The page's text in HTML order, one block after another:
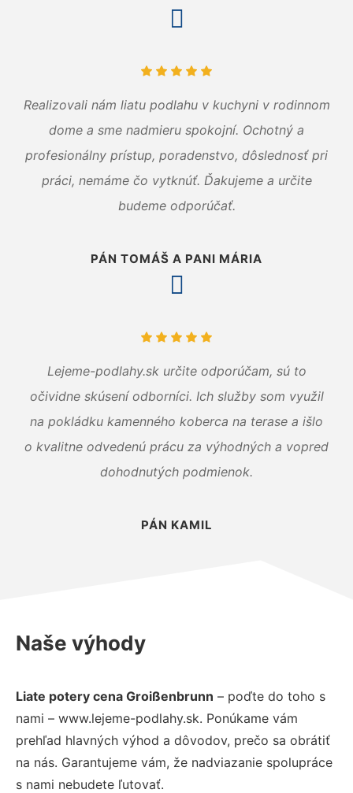
Realizovali nám liatu podlahu v kuchyni v rodinnom
dome a sme nadmieru spokojní. Ochotný a
profesionálny prístup, poradenstvo, dôslednosť pri
práci, nemáme čo vytknúť. Ďakujeme a určite
budeme odporúčať.
PÁN TOMÁŠ A PANI MÁRIA
Lejeme-podlahy.sk určite odporúčam, sú to
očividne skúsení odborníci. Ich služby som využil
na pokládku kamenného koberca na terase a išlo
o kvalitne odvedenú prácu za výhodných a vopred
dohodnutých podmienok.
PÁN KAMIL
Naše výhody
Liate potery cena Groißenbrunn – poďte do toho s
nami – www.lejeme-podlahy.sk. Ponúkame vám
prehľad hlavných výhod a dôvodov, prečo sa obrátiť
na nás. Garantujeme vám, že nadviazanie spolupráce
s nami nebudete ľutovať.